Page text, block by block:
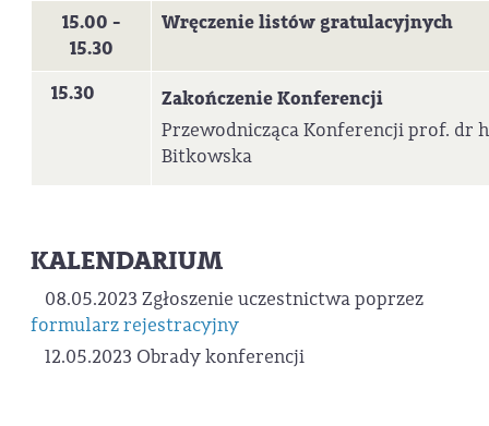
15.00 -
15.30
Wręczenie listów gratulacyjnych
15.30
Zakończenie Konferencji
Przewodnicząca Konferencji prof. dr
Bitkowska
KALENDARIUM
08.05.2023 Zgłoszenie uczestnictwa poprzez
formularz rejestracyjny
12.05.2023 Obrady konferencji